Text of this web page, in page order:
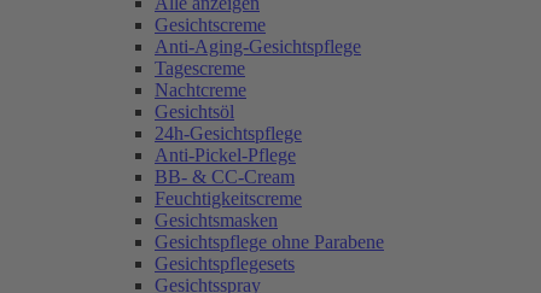
Gesichtscreme
Anti-Aging-Gesichtspflege
Tagescreme
Nachtcreme
Gesichtsöl
24h-Gesichtspflege
Anti-Pickel-Pflege
BB- & CC-Cream
Feuchtigkeitscreme
Gesichtsmasken
Gesichtspflege ohne Parabene
Gesichtspflegesets
Gesichtsspray